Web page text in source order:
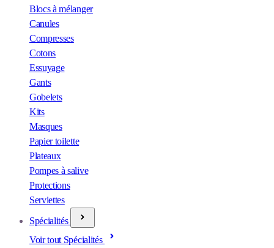
Blocs à mélanger
Canules
Compresses
Cotons
Essuyage
Gants
Gobelets
Kits
Masques
Papier toilette
Plateaux
Pompes à salive
Protections
Serviettes
Spécialités
Voir tout Spécialités